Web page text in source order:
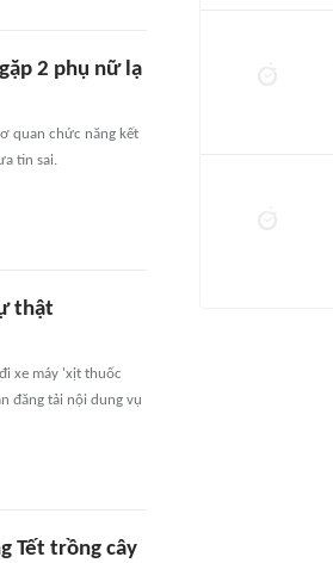
2 phụ nữ lạ
quan chức năng kết
tin sai.
thật
xe máy 'xịt thuốc
đăng tải nội dung vụ
Tết trồng cây